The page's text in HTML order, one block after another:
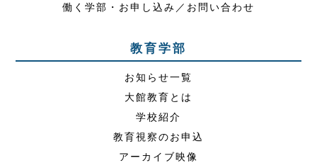
働く学部・お申し込み／お問い合わせ
教育学部
お知らせ一覧
大館教育とは
学校紹介
教育視察のお申込
アーカイブ映像